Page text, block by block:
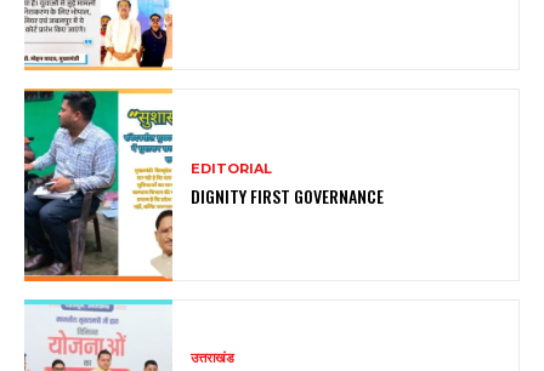
EDITORIAL
DIGNITY FIRST GOVERNANCE
उत्तराखंड